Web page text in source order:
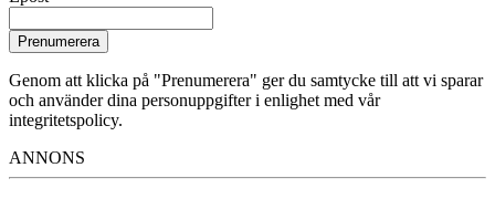
Prenumerera
Genom att klicka på "Prenumerera" ger du samtycke till att vi sparar
och använder dina personuppgifter i enlighet med vår
integritetspolicy.
ANNONS